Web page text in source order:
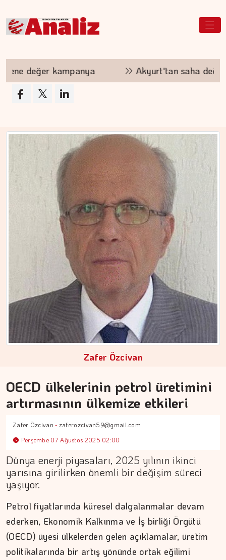
Akyurt'tan saha değişikliği Sivas
Zafer Özcivan
OECD ülkelerinin petrol üretimini
artırmasının ülkemize etkileri
Zafer Özcivan- zaferozcivan59@gmail.com
Perşembe 07 Ağustos 2025 02:00
Dünya enerji piyasaları, 2025 yılının ikinci
yarısına girilirken önemli bir değişim süreci
yaşıyor.
Petrol fiyatlarında küresel dalgalanmalar devam
ederken, Ekonomik Kalkınma ve İş birliği Örgütü
(OECD) üyesi ülkelerden gelen açıklamalar, üretim
politikalarında bir artış yönünde ortak eğilimi
Yoğunluktan kaçarken yoğunlaştırdığımız…
MEZİN DEDEYİ